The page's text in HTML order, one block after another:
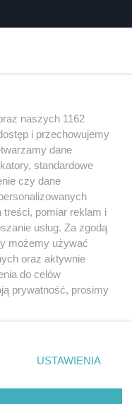
z portali
sięz nami
naszych 1162
i przechowujemy
dane
standardowe
czy dane
pomiar reklam i
usług. Za zgodą
możemy używać
oraz aktywnie
do celów
prywatność, prosimy
dolnym rogu strony
nie wymagają
sprzeciwić się
miały
USTAWIENIA